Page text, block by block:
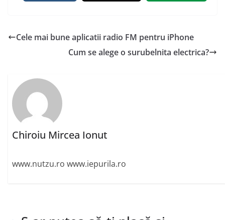
Cele mai bune aplicatii radio FM pentru iPhone
Cum se alege o surubelnita electrica?
Chiroiu Mircea Ionut
www.nutzu.ro www.iepurila.ro